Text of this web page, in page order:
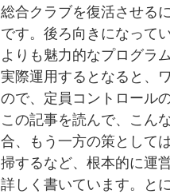
総合クラブを復活させる
です。後ろ向きになって
よりも魅力的なプログラ
実際運用するとなると、
ので、定員コントロール
この記事を読んで、こん
合、もう一方の策として
掃するなど、根本的に運
詳しく書いています。と